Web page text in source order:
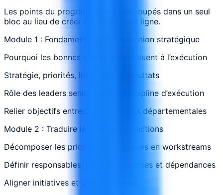
Les points du programme sont regroupés dans un seul
bloc au lieu de créer un module par ligne.
Module 1 : Fondamentaux de l’exécution stratégique
Pourquoi les bonnes stratégies échouent à l’exécution
Stratégie, priorités, initiatives et résultats
Rôle des leaders senior dans la discipline d’exécution
Relier objectifs entreprise et actions départementales
Module 2 : Traduire la stratégie en actions
Décomposer les priorités stratégiques en workstreams
Définir responsables, jalons, ressources et dépendances
Aligner initiatives et valeur business